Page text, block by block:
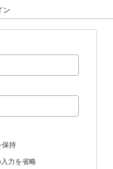
ン
保持
力を省略